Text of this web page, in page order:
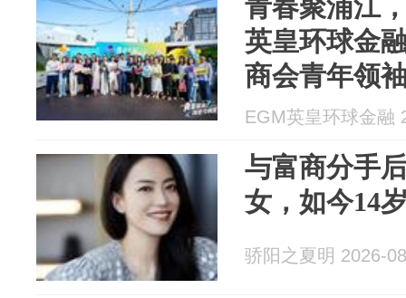
青春聚浦江
英皇环球金
商会青年领
EGM英皇环球金融
与富商分手
女，如今14
骄阳之夏明 2026-